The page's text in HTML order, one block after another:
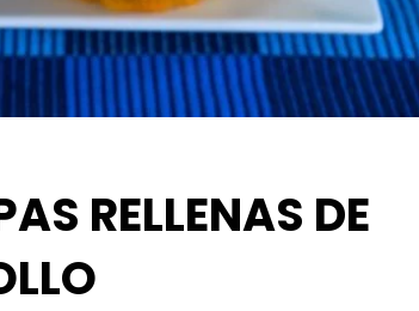
RELLENAS DE